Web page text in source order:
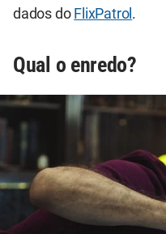
dados do FlixPatrol .
Qual o enredo?